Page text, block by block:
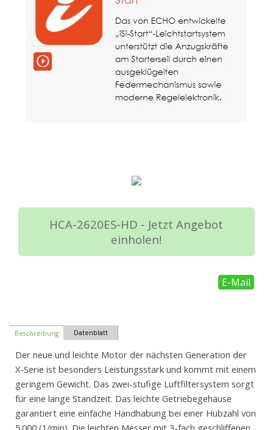
HCA-2620ES-HD - Jetzt Angebot
einholen!
E-Mail
Beschreibung Datenblatt
Der neue und leichte Motor der nächsten Generation der
X-Serie ist besonders Leistungsstark und kommt mit einem
geringem Gewicht. Das zwei-stufige Luftfiltersystem sorgt
für eine lange Standzeit. Das leichte Getriebegehäuse
garantiert eine einfache Handhabung bei einer Hubzahl von